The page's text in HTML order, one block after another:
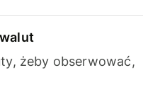
żeby obserwować,